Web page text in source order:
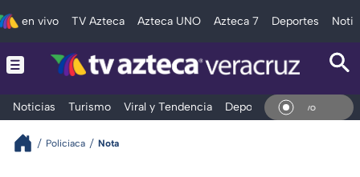
en vivo TV Azteca Azteca UNO Azteca 7 Deportes
Noticias Turismo Viral y Tendencia Deportes Espectáculos
En
Policiaca Nota